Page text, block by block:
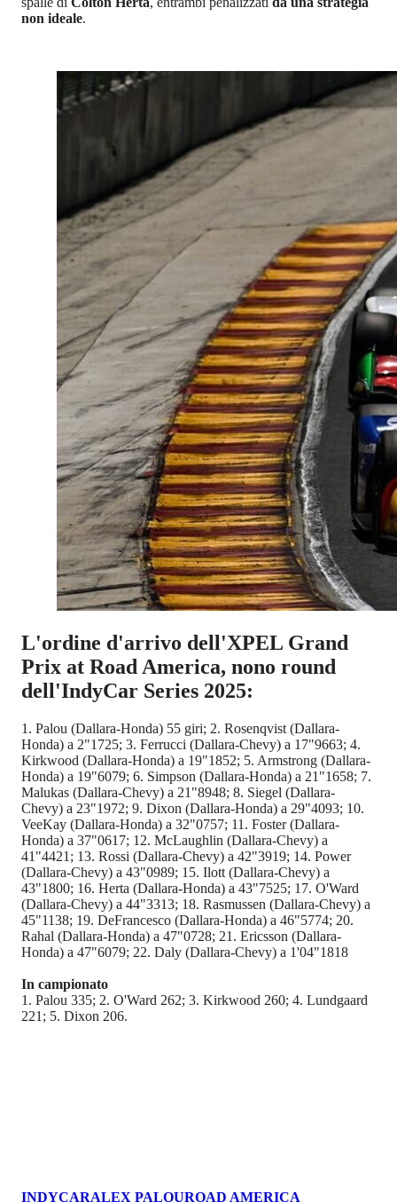
non ideale.
L'ordine d'arrivo dell'XPEL Grand
Prix at Road America, nono round
dell'IndyCar Series 2025:
1. Palou (Dallara-Honda) 55 giri; 2. Rosenqvist (Dallara-
Honda) a 2"1725; 3. Ferrucci (Dallara-Chevy) a 17"9663; 4.
Kirkwood (Dallara-Honda) a 19"1852; 5. Armstrong (Dallara-
Honda) a 19"6079; 6. Simpson (Dallara-Honda) a 21"1658; 7.
Malukas (Dallara-Chevy) a 21"8948; 8. Siegel (Dallara-
Chevy) a 23"1972; 9. Dixon (Dallara-Honda) a 29"4093; 10.
VeeKay (Dallara-Honda) a 32"0757; 11. Foster (Dallara-
Honda) a 37"0617; 12. McLaughlin (Dallara-Chevy) a
41"4421; 13. Rossi (Dallara-Chevy) a 42"3919; 14. Power
(Dallara-Chevy) a 43"0989; 15. Ilott (Dallara-Chevy) a
43"1800; 16. Herta (Dallara-Honda) a 43"7525; 17. O'Ward
(Dallara-Chevy) a 44"3313; 18. Rasmussen (Dallara-Chevy) a
45"1138; 19. DeFrancesco (Dallara-Honda) a 46"5774; 20.
Rahal (Dallara-Honda) a 47"0728; 21. Ericsson (Dallara-
Honda) a 47"6079; 22. Daly (Dallara-Chevy) a 1'04"1818
In campionato
1. Palou 335; 2. O'Ward 262; 3. Kirkwood 260; 4. Lundgaard
221; 5. Dixon 206.
INDYCARALEX PALOUROAD AMERICA